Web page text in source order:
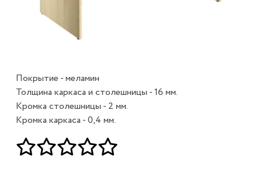
Покрытие - меламин
Толщина каркаса и столешницы - 16 мм.
Кромка столешницы - 2 мм.
Кромка каркаса - 0,4 мм.